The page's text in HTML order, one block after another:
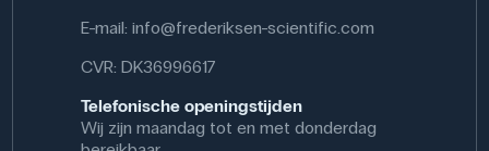
E-mail:info@frederiksen-scientific.com
CVR: DK36996617
Telefonische openingstijden
Wij zijn maandag tot en met donderdag